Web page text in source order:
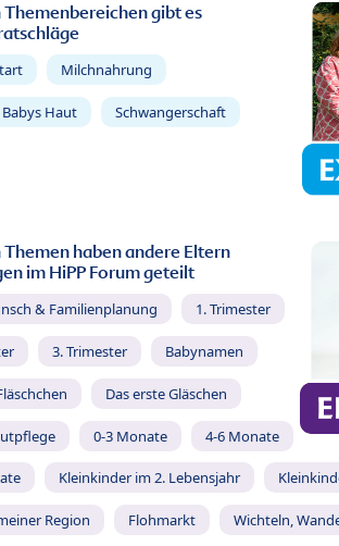
Themenbereichen gibt es
Milchnahrung
Haut Schwangerschaft
Themen haben andere Eltern
im HiPP Forum geteilt
& Familienplanung 1. Trimester
3. Trimester Babynamen
Das erste Gläschen
0-3 Monate 4-6 Monate
Kleinkinder im 2. Lebensjahr
Region Flohmarkt Wichteln,